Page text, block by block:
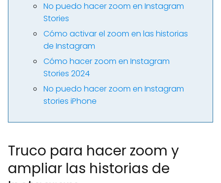
No puedo hacer zoom en Instagram
Stories
Cómo activar el zoom en las historias
de Instagram
Cómo hacer zoom en Instagram
Stories 2024
No puedo hacer zoom en Instagram
stories iPhone
Truco para hacer zoom y
ampliar las historias de